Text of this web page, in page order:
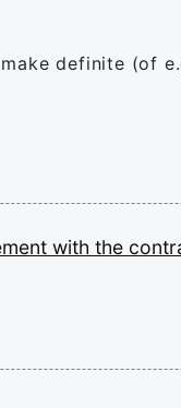
definite (of
with the